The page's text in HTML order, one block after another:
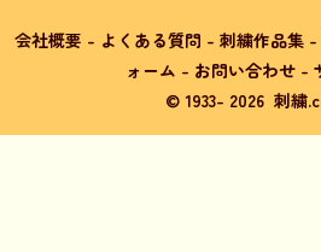
会社概要 - よくある質問 - 刺繍作品集 -
ォーム - お問い合わせ -
© 1933- 2026 刺繍